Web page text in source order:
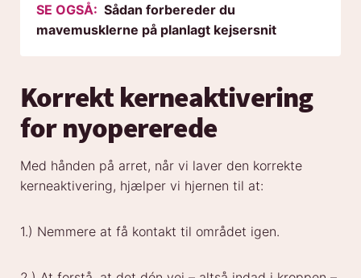
SE OGSÅ: Sådan forbereder du
mavemusklerne på planlagt kejsersnit
Korrekt kerneaktivering
for nyopererede
Med hånden på arret, når vi laver den korrekte
kerneaktivering, hjælper vi hjernen til at:
1.) Nemmere at få kontakt til området igen.